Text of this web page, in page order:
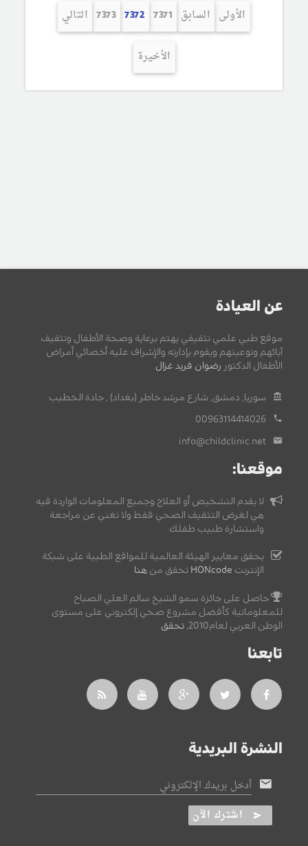
الأولى السابق 7371
7372
7373 التالي
الأخيرة
عن العيادة
موقع طبي علمي تثقيفي يهتم برعاية وصحة الأطفال وتثقيف
آبائهم وتوعيتهم ويقوم بإدارته والإشراف عليه أخصائي أمراض
الأطفال الدكتور رضوان فريد غزال
سوريا, دمشق, شارع مرشد خاطر (بغداد) , جادة الخطيب.
00963114414026
info@childclinic.net
موقعنا:
لا يقدم التشخيص أو العلاج وجميع المعلومات الواردة فيه
هي لغرض التثقيف الصحي فقط ولا تغني عن مراجعة
واستشارة طبيب طفلك.
يحقق معايير الهيئة العالمية للمواقع الطبية على شبكة
الإنترنت HONcode تحقق من هنا
حاصل على جائزة سمو الشيخ سالم العلي الصباح
للمعلوماتية كأفضل مشروع صحي إلكتروني على مستوى
الوطن العربي لعام2010,
تحقق
تابعنا
النشرة البريدية
أدخل بريدك الإلكتروني
اشترك الآن